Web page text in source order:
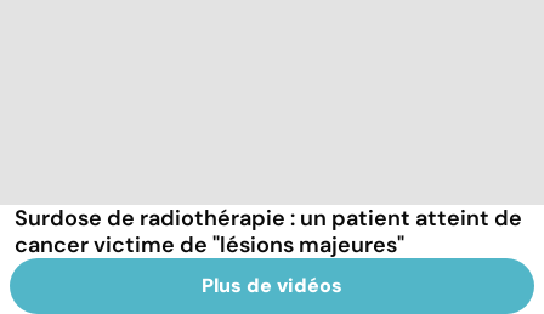
Surdose de radiothérapie : un patient atteint de
cancer victime de "lésions majeures"
Plus de vidéos